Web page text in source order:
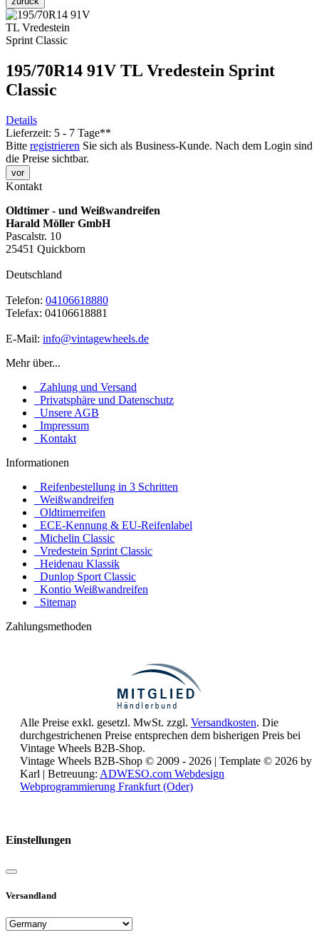
195/70R14 91V TL Vredestein Sprint
Classic
Details
Lieferzeit: 5 - 7 Tage**
Bitte registrieren Sie sich als Business-Kunde. Nach dem Login sind
die Preise sichtbar.
vor
Kontakt
Oldtimer - und Weißwandreifen
Harald Möller GmbH
Pascalstr. 10
25451 Quickborn
Deutschland
Telefon: 04106618880
Telefax: 04106618881
E-Mail: info@vintagewheels.de
Mehr über...
Zahlung und Versand
Privatsphäre und Datenschutz
Unsere AGB
Impressum
Kontakt
Informationen
Reifenbestellung in 3 Schritten
Weißwandreifen
Oldtimerreifen
ECE-Kennung & EU-Reifenlabel
Michelin Classic
Vredestein Sprint Classic
Heidenau Klassik
Dunlop Sport Classic
Kontio Weißwandreifen
Sitemap
Zahlungsmethoden
Alle Preise exkl. gesetzl. MwSt. zzgl. Versandkosten. Die
durchgestrichenen Preise entsprechen dem bisherigen Preis bei
Vintage Wheels B2B-Shop.
Vintage Wheels B2B-Shop © 2009 - 2026 | Template © 2026 by
Karl | Betreuung: ADWESO.com Webdesign
Webprogrammierung Frankfurt (Oder)
Einstellungen
Versandland